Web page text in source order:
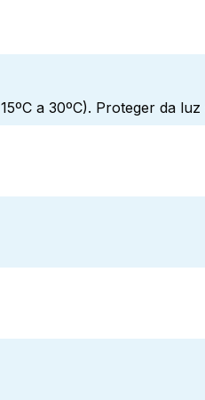
a 30ºC). Proteger da luz